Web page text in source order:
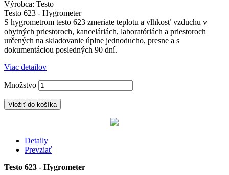
Výrobca: Testo
Testo 623 - Hygrometer
S hygrometrom testo 623 zmeriate teplotu a vlhkosť vzduchu v
obytných priestoroch, kanceláriách, laboratóriách a priestoroch
určených na skladovanie úplne jednoducho, presne a s
dokumentáciou posledných 90 dní.
Viac detailov
Množstvo
Vložiť do košíka
Detaily
Prevziať
Testo 623 - Hygrometer